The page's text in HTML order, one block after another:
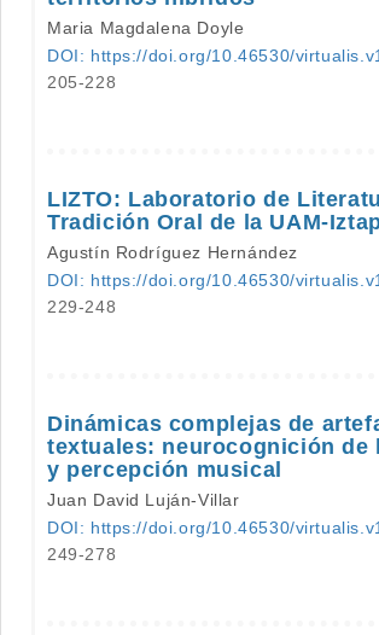
Maria Magdalena Doyle
DOI: https://doi.org/10.46530/
205-228
LIZTO: Laboratorio de
Tradición Oral de la UAM-
Agustín Rodríguez Hernández
DOI: https://doi.org/10.46530/
229-248
Dinámicas complejas de
textuales: neurocognición de
y percepción musical
Juan David Luján-Villar
DOI: https://doi.org/10.46530/
249-278